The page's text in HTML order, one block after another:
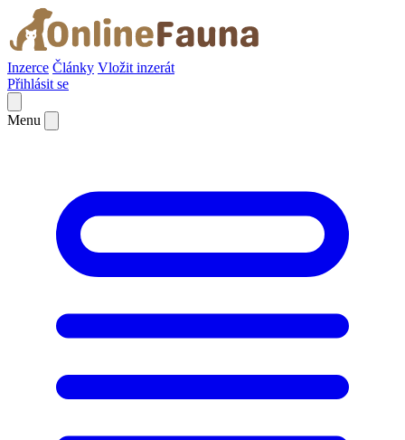
Inzerce Články Vložit inzerát
Přihlásit se
Menu